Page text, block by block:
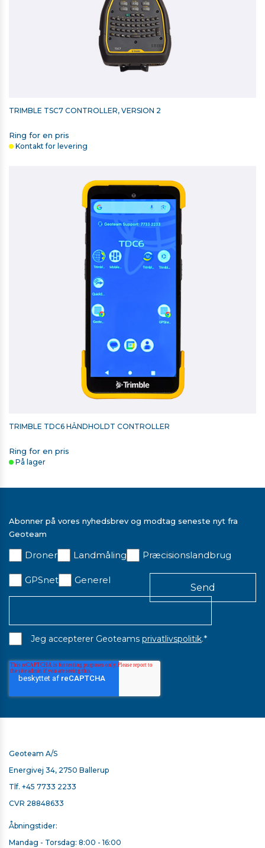
10,00 kr. ekskl. moms
RETROMÆRKE 40MM X 40MM
11,00 kr. ekskl. moms
RETROMÆRKE 60MM X 60MM
16,00 kr. ekskl. moms
TRIMBLE TSC7 CONTROLLER, VERSION 2
Ring for en pris
Kontakt for levering
TRIMBLE TDC6 HÅNDHOLDT CONTROLLER
Ring for en pris
På lager
Abonner på vores nyhedsbrev og modtag seneste nyt fra
Geoteam
Droner Landmåling Præcisionslandbrug
GPSnet Generel
Jeg accepterer Geoteams privatlivspolitik.*
Geoteam A/S
Energivej 34, 2750 Ballerup
Tlf. +45 7733 2233
CVR 28848633
Åbningstider:
Mandag - Torsdag: 8:00 - 16:00